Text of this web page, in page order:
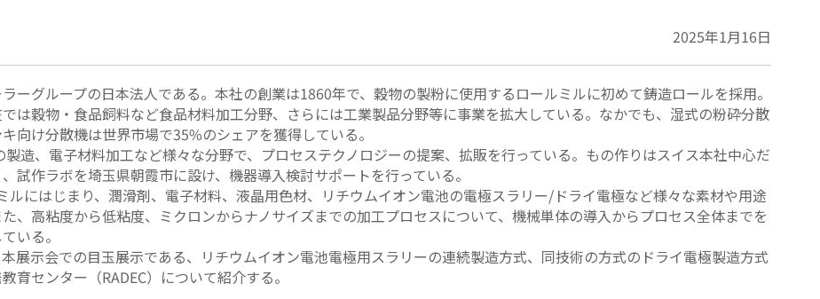
2025年1月16日
ーグループの日本法人である。本社の創業は1860年で、穀物の製粉に使用するロールミルに初めて鋳造ロールを採用。
は穀物・食品飼料など食品材料加工分野、さらには工業製品分野等に事業を拡大している。なかでも、湿式の粉砕分散
向け分散機は世界市場で35%のシェアを獲得している。
造、電子材料加工など様々な分野で、プロセステクノロジーの提案、拡販を行っている。もの作りはスイス本社中心だ
試作ラボを埼玉県朝霞市に設け、機器導入検討サポートを行っている。
にはじまり、潤滑剤、電子材料、液晶用色材、リチウムイオン電池の電極スラリー/ドライ電極など様々な素材や用途
、高粘度から低粘度、ミクロンからナノサイズまでの加工プロセスについて、機械単体の導入からプロセス全体までを
いる。
展示会での目玉展示である、リチウムイオン電池電極用スラリーの連続製造方式、同技術の方式のドライ電極製造方式
センター（RADEC）について紹介する。